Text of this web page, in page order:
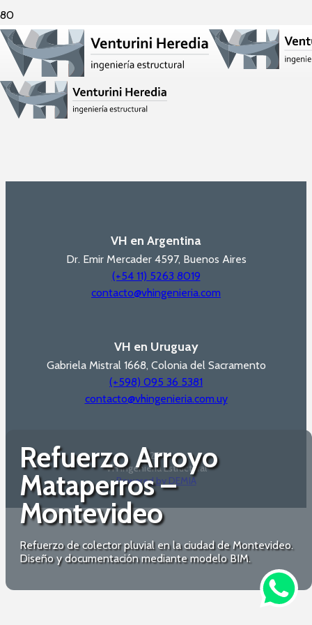
Refuerzo Arroyo
Mataperros –
Montevideo
Refuerzo de colector pluvial en la ciudad de Montevideo.
Diseño y documentación mediante modelo BIM.
VH en Argentina
Dr. Emir Mercader 4597, Buenos Aires
(+54 11) 5263 8019
contacto@vhingenieria.com
VH en Uruguay
Gabriela Mistral 1668, Colonia del Sacramento
(+598) 095 36 5381
contacto@vhingenieria.com.uy
© 2024
VH Ingeniería Estructural
Powered by DEMIA